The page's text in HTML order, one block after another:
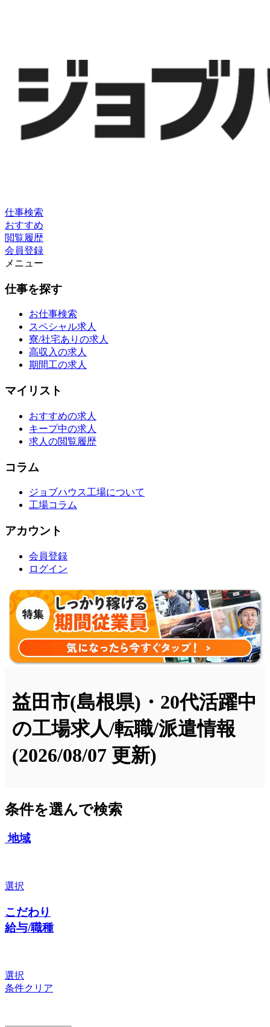
仕事検索
おすすめ
閲覧履歴
会員登録
メニュー
仕事を探す
お仕事検索
スペシャル求人
寮/社宅ありの求人
高収入の求人
期間工の求人
マイリスト
おすすめの求人
キープ中の求人
求人の閲覧履歴
コラム
ジョブハウス工場について
工場コラム
アカウント
会員登録
ログイン
益田市(島根県)・20代活躍中
の工場求人/転職/派遣情報
(2026/08/07 更新)
条件を選んで検索
地域
選択
こだわり
給与/職種
選択
条件クリア